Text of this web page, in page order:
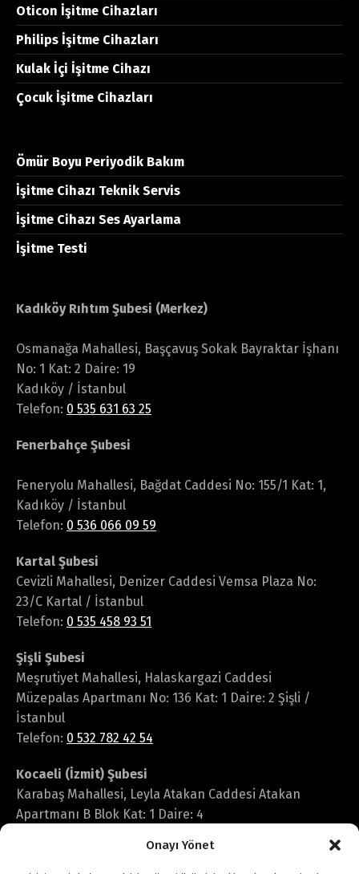
Onayı Yönet
Oticon İşitme Cihazları
Philips İşitme Cihazları
Kulak İçi İşitme Cihazı
Çocuk İşitme Cihazları
Ömür Boyu Periyodik Bakım
İşitme Cihazı Teknik Servis
İşitme Cihazı Ses Ayarlama
İşitme Testi
Kadıköy Rıhtım Şubesi (Merkez)
Osmanağa Mahallesi, Başçavuş Sokak Bayraktar İşhanı
No: 1 Kat: 2 Daire: 19
Kadıköy / İstanbul
Telefon: 0 535 631 63 25
Fenerbahçe Şubesi
Feneryolu Mahallesi, Bağdat Caddesi No: 155/1 Kat: 1,
Kadıköy / İstanbul
Telefon: 0 536 066 09 59
Kartal Şubesi
Cevizli Mahallesi, Denizer Caddesi Vemsa Plaza No:
23/C Kartal / İstanbul
Telefon: 0 535 458 93 51
Şişli Şubesi
Meşrutiyet Mahallesi, Halaskargazi Caddesi
Müzepalas Apartmanı No: 136 Kat: 1 Daire: 2 Şişli /
İstanbul
Telefon: 0 532 782 42 54
Kocaeli (İzmit) Şubesi
Karabaş Mahallesi, Leyla Atakan Caddesi Atakan
Apartmanı B Blok Kat: 1 Daire: 4
0 546 251 17 36